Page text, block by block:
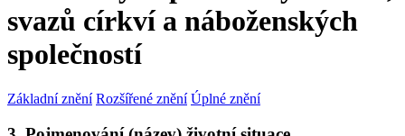
svazů církví a náboženských
společností
Základní znění Rozšířené znění Úplné znění